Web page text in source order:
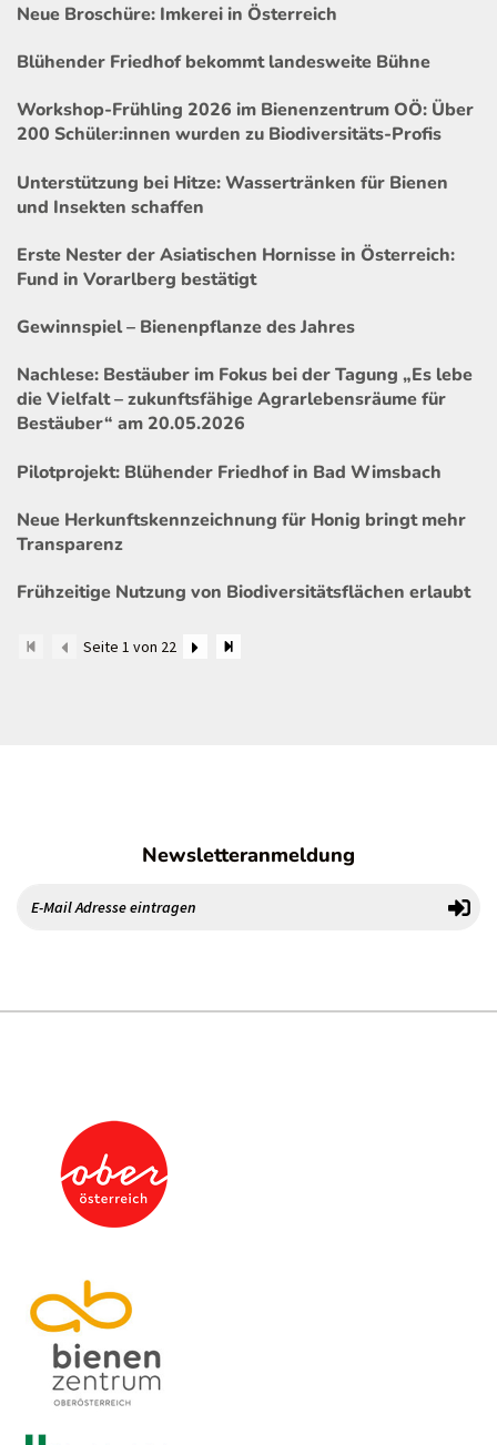
Neue Broschüre: Imkerei in Österreich
Blühender Friedhof bekommt landesweite Bühne
Workshop-Frühling 2026 im Bienenzentrum OÖ: Über
200 Schüler:innen wurden zu Biodiversitäts-Profis
Unterstützung bei Hitze: Wassertränken für Bienen
und Insekten schaffen
Erste Nester der Asiatischen Hornisse in Österreich:
Fund in Vorarlberg bestätigt
Gewinnspiel – Bienenpflanze des Jahres
Nachlese: Bestäuber im Fokus bei der Tagung „Es lebe
die Vielfalt – zukunftsfähige Agrarlebensräume für
Bestäuber“ am 20.05.2026
Pilotprojekt: Blühender Friedhof in Bad Wimsbach
Neue Herkunftskennzeichnung für Honig bringt mehr
Transparenz
Frühzeitige Nutzung von Biodiversitätsflächen erlaubt
Seite 1 von 22
Newsletteranmeldung